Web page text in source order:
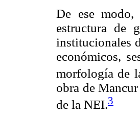
De ese
estructura de
institucionales
económicos,
morfología de
obra de
de la NEI.3